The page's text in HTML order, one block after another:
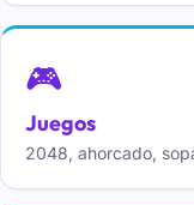
🎮
Juegos
2048, ahorcado,